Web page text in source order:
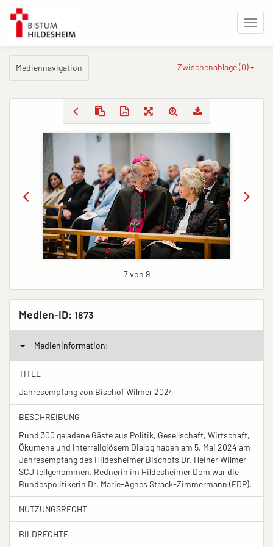
Mediennavigation Zwischenablage (0)
7 von 9
Medien-ID: 1873
Medieninformation:
TITEL
Jahresempfang von Bischof Wilmer 2024
BESCHREIBUNG
Rund 300 geladene Gäste aus Politik, Gesellschaft, Wirtschaft,
Ökumene und interreligiösem Dialog haben am 5. Mai 2024 am
Jahresempfang des Hildesheimer Bischofs Dr. Heiner Wilmer
SCJ teilgenommen. Rednerin im Hildesheimer Dom war die
Bundespolitikerin Dr. Marie-Agnes Strack-Zimmermann (FDP).
NUTZUNGSRECHT
BILDRECHTE